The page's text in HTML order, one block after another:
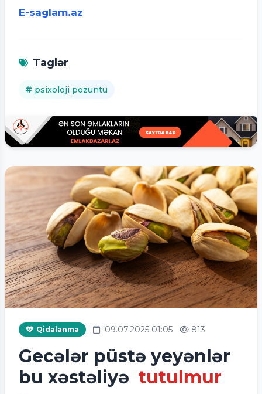
E-saglam.az
Taglər
psixoloji pozuntu
Qidalanma 09.07.2025 01:05 813
Gecələr püstə yeyənlər
bu xəstəliyə tutulmur